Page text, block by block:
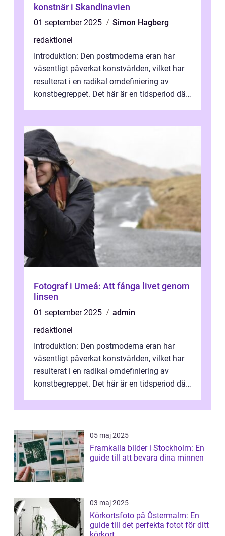
konstnär i Skandinavien
01 september 2025
Simon Hagberg
redaktionel
Introduktion: Den postmoderna eran har
väsentligt påverkat konstvärlden, vilket har
resulterat i en radikal omdefiniering av
konstbegreppet. Det här är en tidsperiod där
Fotograf i Umeå: Att fånga livet genom
linsen
01 september 2025
admin
redaktionel
Introduktion: Den postmoderna eran har
väsentligt påverkat konstvärlden, vilket har
resulterat i en radikal omdefiniering av
konstbegreppet. Det här är en tidsperiod där
05 maj 2025
Framkalla bilder i Stockholm: En
guide till att bevara dina minnen
03 maj 2025
Körkortsfoto på Östermalm: En
guide till det perfekta fotot för ditt